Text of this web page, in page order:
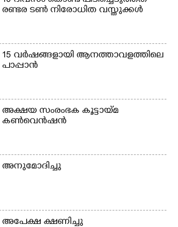
മാറിനിന്ന ഇടവേളയിൽ
ഉണക്കാനിടുന്ന കാഴ്ച.
രണ്ടര ടൺ നിരോധിത വസ്തുക്കൾ
15 വർഷങ്ങളായി ആനത്താവളത്തിലെ
പാപ്പാൻ
അക്ഷയ സംരംഭക കൂട്ടായ്മ
കൺവെൻഷൻ
അനുമോദിച്ചു
അപേക്ഷ ക്ഷണിച്ചു